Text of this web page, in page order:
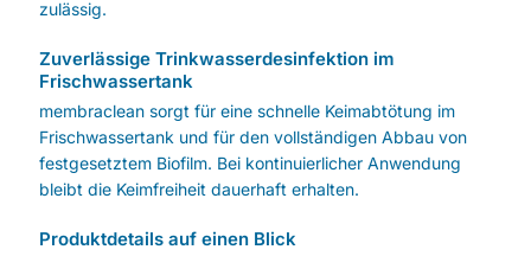
zulässig.
Zuverlässige Trinkwasserdesinfektion im
Frischwassertank
membraclean sorgt für eine schnelle Keimabtötung im
Frischwassertank und für den vollständigen Abbau von
festgesetztem Biofilm. Bei kontinuierlicher Anwendung
bleibt die Keimfreiheit dauerhaft erhalten.
Produktdetails auf einen Blick